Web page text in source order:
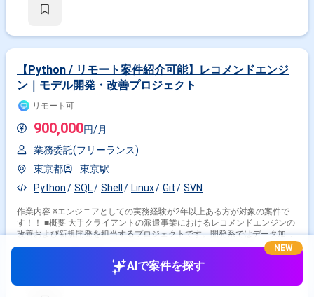
【Python / リモート案件紹介可能】レコメンドエンジ
ン｜モデル開発・改善プロジェクト
リモート可
900,000円/月
業務委託(フリーランス)
東京都
東京駅
Python
SQL Shell Linux Git SVN
作業内容 ※エンジニアとしての実務経験が2年以上ある方が対象の案件で
す！！ ■概要 大手クライアントの派遣事業におけるレコメンドエンジンの
改善および新規開発を担当するプロジェクトです。開発系ではデータ加工
やWebAPI開発、分析系では機械学習モデルの構築やチューニングなどを
担当いただきます。Python、Shell、SQLを用いた開発または分析経験が求
められます。クラウド環境や大規模データ処理に興味がある方も歓迎しま
AIで案件を探す
NEW